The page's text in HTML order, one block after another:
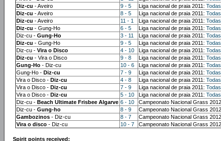
Diz-cu - Aveiro 9 - 5 Liga nacional de praia 2011:
Diz-cu - Aveiro 8 - 5 Liga nacional de praia 2011:
Diz-cu - Aveiro 11 - 1 Liga nacional de praia 2011:
Diz-cu - Gung-Ho 6 - 5 Liga nacional de praia 2011:
Diz-cu - Gung-Ho 3 - 11 Liga nacional de praia 2011:
Diz-cu - Gung-Ho 9 - 5 Liga nacional de praia 2011:
Diz-cu - Vira o Disco 4 - 10 Liga nacional de praia 2011:
Diz-cu - Vira o Disco 9 - 8 Liga nacional de praia 2011:
Gung-Ho - Diz-cu 10 - 6 Liga nacional de praia 2011:
Gung-Ho - Diz-cu 7 - 9 Liga nacional de praia 2011:
Vira o Disco - Diz-cu 4 - 8 Liga nacional de praia 2011:
Vira o Disco - Diz-cu 7 - 9 Liga nacional de praia 2011:
Vira o Disco - Diz-cu 5 - 10 Liga nacional de praia 2011:
Diz-cu - Beach Ultimate Frisbee Algarve 6 - 10
Campeonato Nacional Grass
Diz-cu - Gung-ho 8 - 9
Campeonato Nacional Grass
Gambozinos - Diz-cu 8 - 7
Campeonato Nacional Grass
Vira o disco - Diz-cu 10 - 7 Campeonato Nacional Grass
Spirit points received: